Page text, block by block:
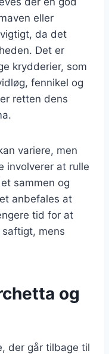
eller
da det
Det er
krydderier, som
fennikel og
retten dens
variere, men
involverer at rulle
sammen og
anbefales at
tid for at
mens
og
der går tilbage til